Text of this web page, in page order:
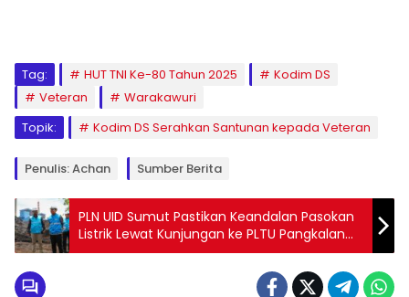
Tag: HUT TNI Ke-80 Tahun 2025
Kodim DS
Veteran
Warakawuri
Topik:
Kodim DS Serahkan Santunan kepada Veteran
Penulis: Achan Sumber Berita
PLN UID Sumut Pastikan Keandalan Pasokan
Listrik Lewat Kunjungan ke PLTU Pangkalan
Susu